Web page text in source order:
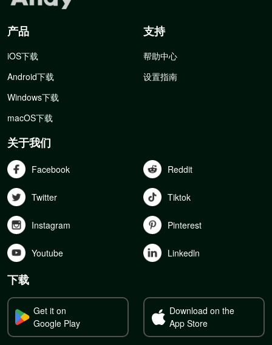
产品
iOS下载
Android下载
Windows下载
macOS下载
支持
帮助中心
设置指南
关于我们
Facebook Reddit
Twitter Tiktok
Instagram Pinterest
Youtube Linkedln
下载
Get it on
Google Play
Download on the
App Store